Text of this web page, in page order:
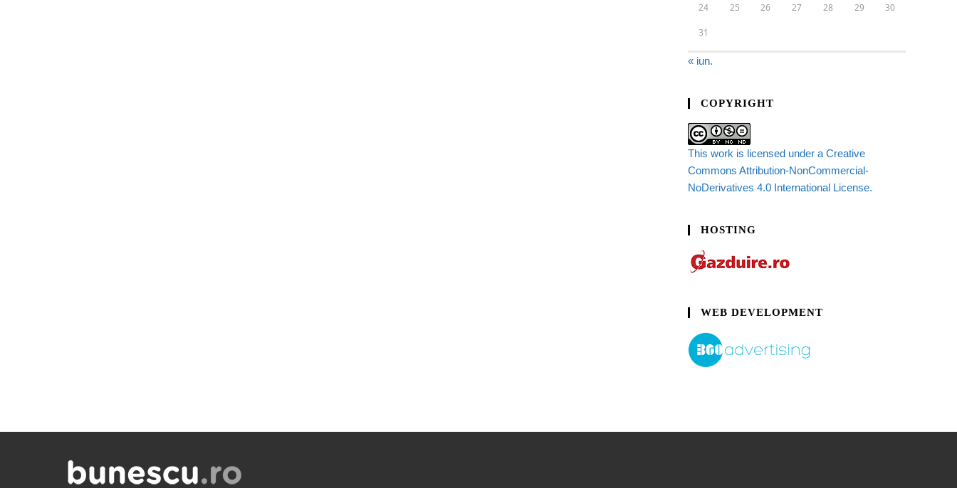
24 25 26 27 28 29 30
31
« iun.
COPYRIGHT
This work is licensed under a Creative
Commons Attribution-NonCommercial-
NoDerivatives 4.0 International License.
HOSTING
WEB DEVELOPMENT